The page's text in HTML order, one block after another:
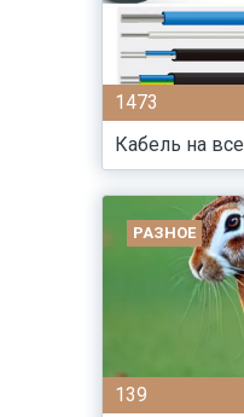
1473
Кабель на
РАЗНОЕ
139